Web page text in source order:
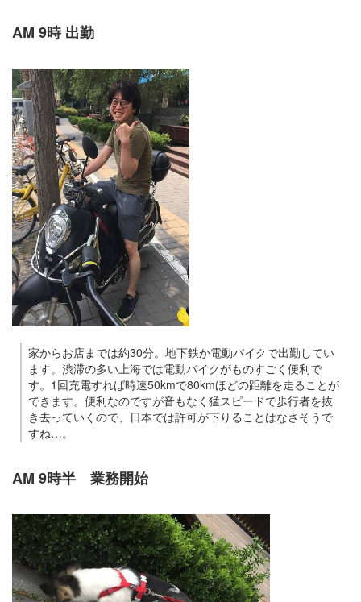
AM 9時 出勤
家からお店までは約30分。地下鉄か電動バイクで出勤してい
ます。渋滞の多い上海では電動バイクがものすごく便利で
す。1回充電すれば時速50kmで80kmほどの距離を走ることが
できます。便利なのですが音もなく猛スピードで歩行者を抜
き去っていくので、日本では許可が下りることはなさそうで
すね…。
AM 9時半 業務開始